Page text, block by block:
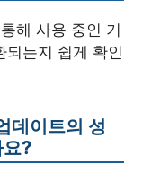
해 사용 중인 기
되는지 쉽게 확인
데이트의 성
?